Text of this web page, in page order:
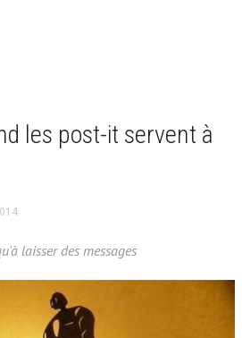
les post-it servent à
laisser des messages